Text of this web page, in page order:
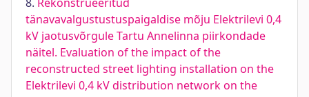
tänavavalgustustuspaigaldise mõju Elektrilevi 0,4
kV jaotusvõrgule Tartu Annelinna piirkondade
näitel. Evaluation of the impact of the
reconstructed street lighting installation on the
Elektrilevi 0,4 kV distribution network on the